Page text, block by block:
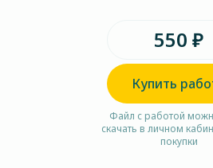
550 ₽
Купить
Файл с работой
скачать в личном
покупки